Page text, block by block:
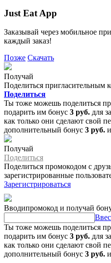
Just Eat App
Заказывай через мобильное
каждый заказ!
Позже Скачать
Получай
Поделиться пригласительным
Поделиться
Ты тоже можешь поделиться
подарить им бонус 3 руб. для
как только они сделают свой
дополнительный бонус 3 руб.
Получай
Поделиться
Поделиться промокодом с
зарегистрированные
Зарегистрироваться
Вводипромокод и получай
Ты тоже можешь поделиться
подарить им бонус 3 руб. для
как только они сделают свой
дополнительный бонус 3 руб.